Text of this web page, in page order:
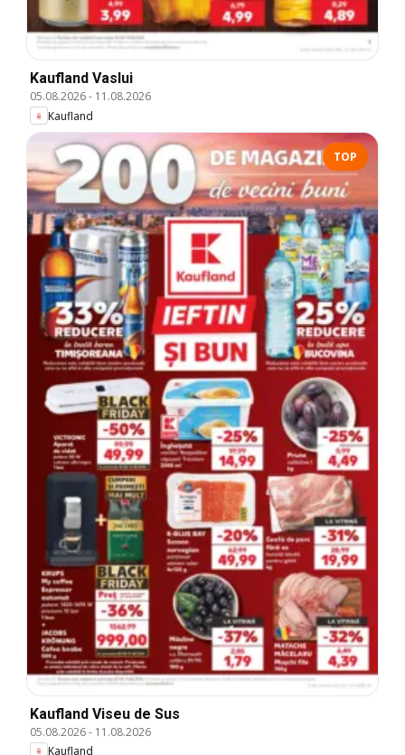
Kaufland Vaslui
05.08.2026- 11.08.2026
Kaufland
TOP
Kaufland Viseu de Sus
05.08.2026- 11.08.2026
Kaufland